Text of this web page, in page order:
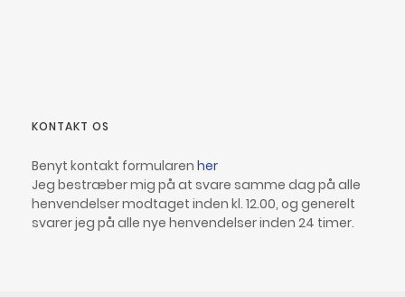
KONTAKT OS
Benyt kontakt formularen her
Jeg bestræber mig på at svare samme dag på alle
henvendelser modtaget inden kl. 12.00, og generelt
svarer jeg på alle nye henvendelser inden 24 timer.